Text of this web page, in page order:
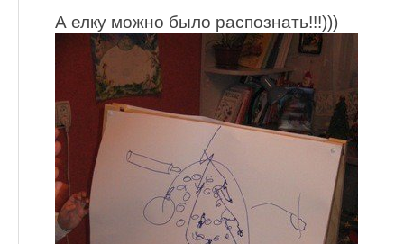
А елку можно было распознать!!!)))